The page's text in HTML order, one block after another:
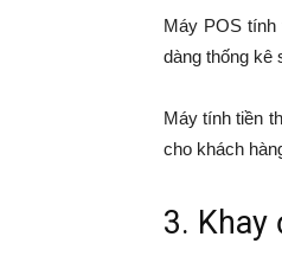
Máy POS
dàng thống kê
Máy tính tiền
cho khách
3. Khay